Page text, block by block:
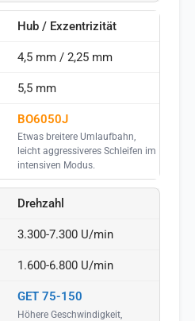
Hub / Exzentrizität
4,5 mm / 2,25 mm
5,5 mm
BO6050J
Etwas breitere Umlaufbahn,
leicht aggressiveres Schleifen im
intensiven Modus.
Drehzahl
3.300-7.300 U/min
1.600-6.800 U/min
GET 75-150
Höhere Geschwindigkeit,